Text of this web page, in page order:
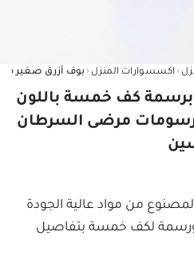
‹ اكسسوارات المنزل ‹
كف خمسة باللون
مرضى السرطان
من مواد عالية الجودة
لكف خمسة بتفاصيل